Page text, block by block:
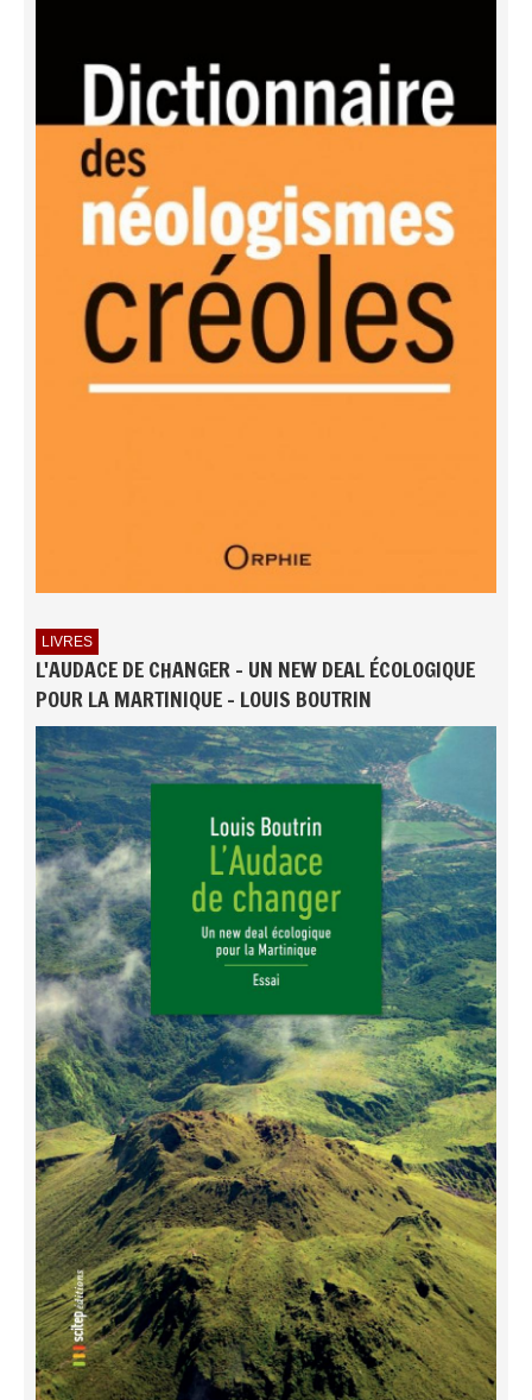
LIVRES
L'AUDACE DE CHANGER - UN NEW DEAL ÉCOLOGIQUE
POUR LA MARTINIQUE - LOUIS BOUTRIN